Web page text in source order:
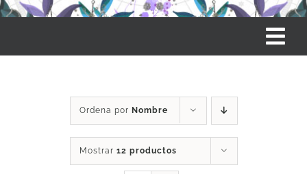
SERVICIOS
Ordena por Nombre
Mostrar 12 productos